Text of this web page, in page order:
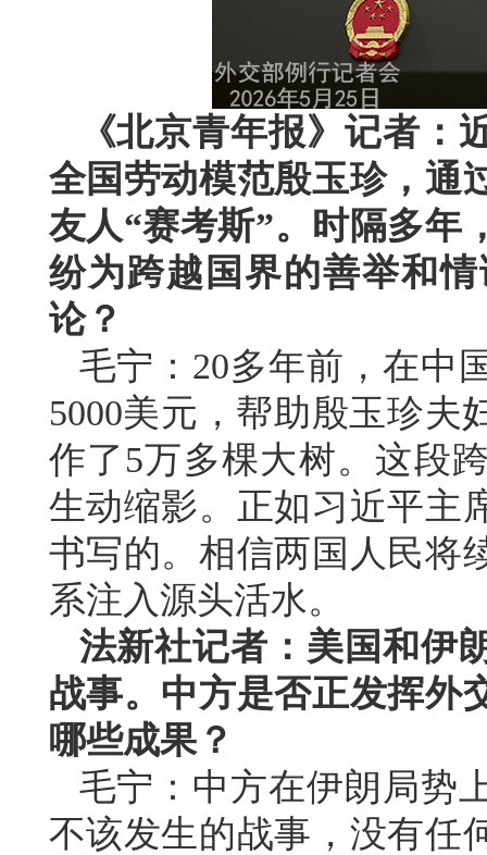
《北京青年报》记者：
全国劳动模范殷玉珍，通
友人“赛考斯”。时隔多年
纷为跨越国界的善举和
论？
毛宁：20多年前，在中
5000美元，帮助殷玉珍夫
作了5万多棵大树。这段
生动缩影。正如习近平主
书写的。相信两国人民将
系注入源头活水。
法新社记者：美国和伊
战事。中方是否正发挥外
哪些成果？
毛宁：中方在伊朗局势
不该发生的战事，没有任